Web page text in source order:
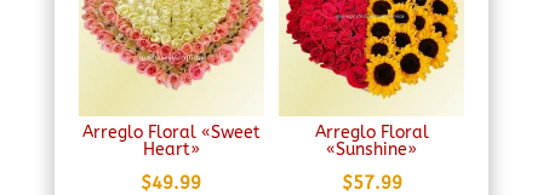
Arreglo Floral «Sweet
Heart»
$49.99
Arreglo Floral
«Sunshine»
$57.99